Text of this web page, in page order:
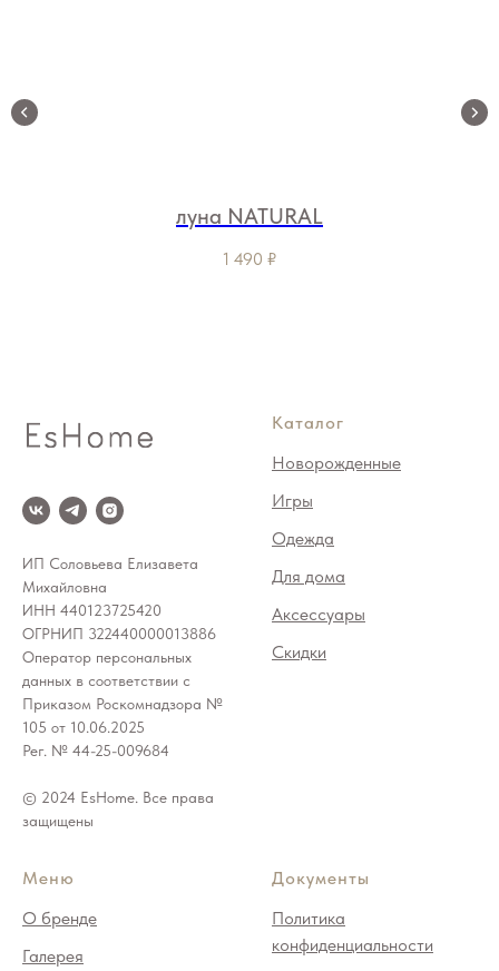
луна NATURAL
1 490 ₽
ИП Соловьева Елизавета
Михайловна
ИНН 440123725420
ОГРНИП 322440000013886
Оператор персональных
данных в соответствии с
Приказом Роскомнадзора №
105 от 10.06.2025
Рег. № 44-25-009684
© 2024 EsHome. Все права
защищены
Каталог
Новорожденные
Игры
Одежда
Для дома
Аксессуары
Скидки
Меню
О бренде
Галерея
Документы
Политика
конфиденциальности